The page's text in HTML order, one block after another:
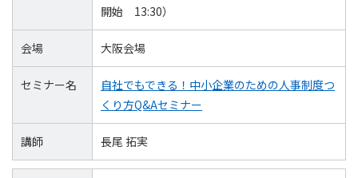
開始 13:30）
会場 大阪会場
セミナー名
自社でもできる！中小企業のための人事制度つ
くり方Q&Aセミナー
講師 長尾 拓実